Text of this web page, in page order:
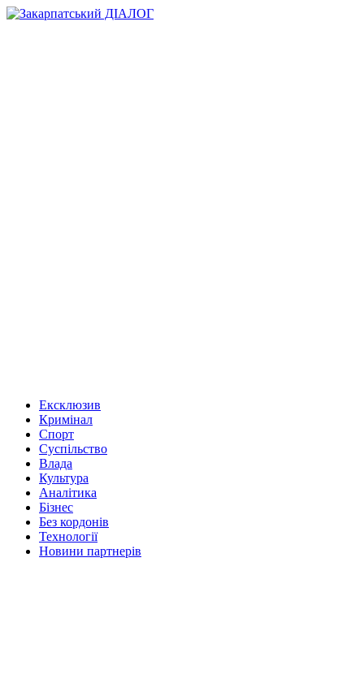
Ексклюзив
Кримінал
Спорт
Суспільство
Влада
Культура
Аналітика
Бізнес
Без кордонів
Технології
Новини партнерів